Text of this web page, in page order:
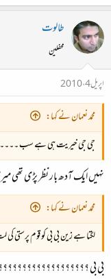
طالوت
محفلین
اپریل 4، 2010
محمد نعمان نے کہا:
جی جی خیریت ہی ہے سب
نہیں ایک آدھ بار نظر پڑی تھی
محمد نعمان نے کہا:
لگتا ہے زین بی بی کو قوم پرستی
بی بی